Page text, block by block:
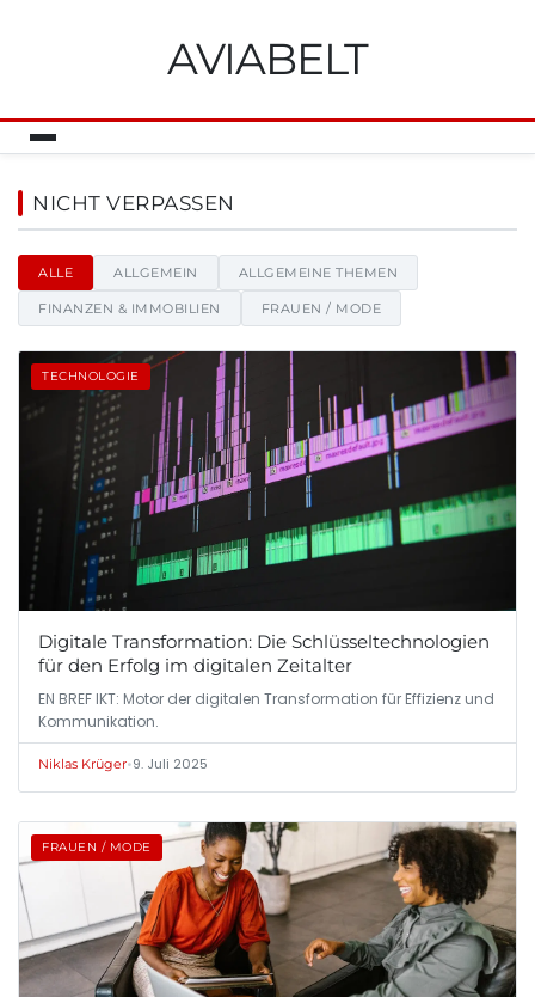
AVIABELT
Aviabelt - Nachrichten, Tipps
NICHT VERPASSEN
ALLE ALLGEMEIN ALLGEMEINE THEMEN
FINANZEN & IMMOBILIEN FRAUEN / MODE
TECHNOLOGIE
Digitale Transformation: Die Schlüsseltechnologien
für den Erfolg im digitalen Zeitalter
EN BREF IKT: Motor der digitalen Transformation für Effizienz und
Kommunikation.
Niklas Krüger•9. Juli 2025
FRAUEN / MODE